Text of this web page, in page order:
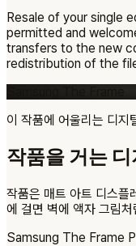
Resale of your single
permitted and
transfers to the new
redistribution of the
이 작품에 어울리는 디지
작품을 거는
작품은 매트 아트 디스플
에 걸면 벽에 액자 그림
Samsung The Frame